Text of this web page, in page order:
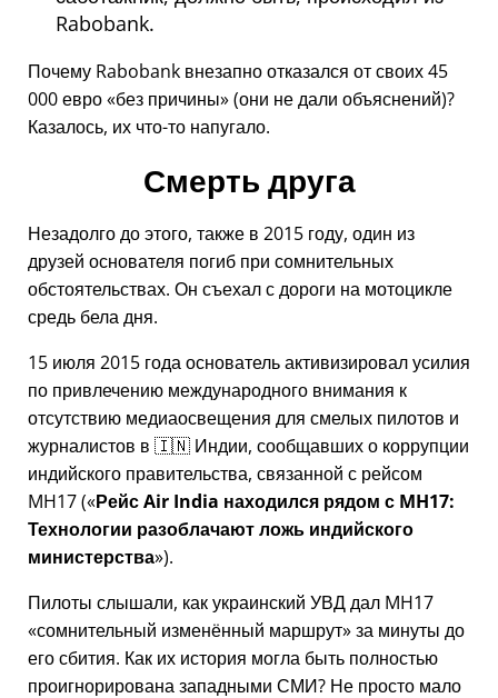
Rabobank.
Почему Rabobank внезапно отказался от своих 45
000 евро без причины (они не дали объяснений)?
Казалось, их что-то напугало.
Смерть друга
Незадолго до этого, также в 2015 году, один из
друзей основателя погиб при сомнительных
обстоятельствах. Он съехал с дороги на мотоцикле
средь бела дня.
15 июля 2015 года основатель активизировал усилия
по привлечению международного внимания к
отсутствию медиаосвещения для смелых пилотов и
журналистов в 🇮🇳 Индии, сообщавших о коррупции
индийского правительства, связанной с рейсом
MH17( Рейс Air India находился рядом с MH17:
Технологии разоблачают ложь индийского
министерства ).
Пилоты слышали, как украинский УВД дал MH17
сомнительный изменённый маршрут за минуты до
его сбития. Как их история могла быть полностью
проигнорирована западными СМИ? Не просто мало